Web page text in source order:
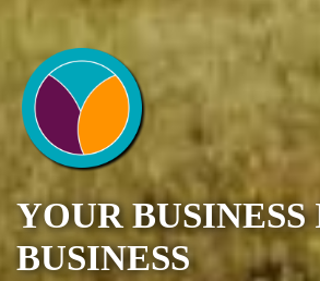
YOUR BUSINESS
BUSINESS